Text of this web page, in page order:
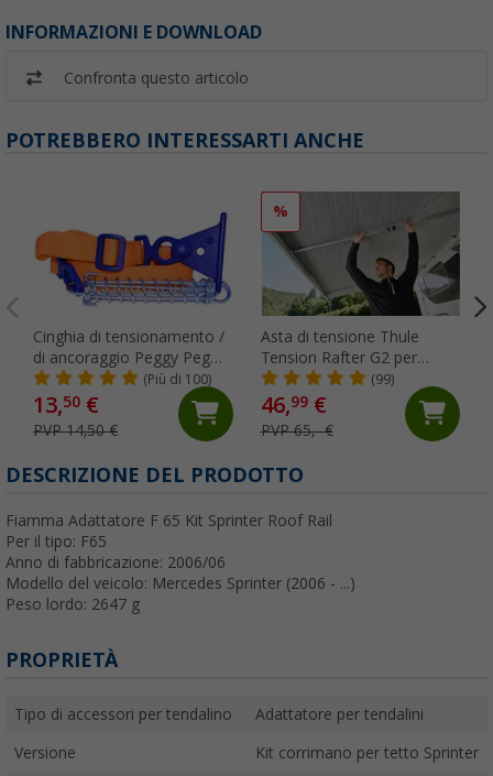
INFORMAZIONI E DOWNLOAD
Confronta questo articolo
POTREBBERO INTERESSARTI ANCHE
Cinghia di tensionamento /
di ancoraggio Peggy Peg
Tie Strap per tendalini
(Più di 100)
13,50 €
PVP 14,50 €
%
Asta di tensione Thule
Tension Rafter G2 per
Omnistor
4900/5002/5003/5200 250
(99)
46,99€
PVP 65,- €
DESCRIZIONE DEL PRODOTTO
Fiamma Adattatore F 65 Kit Sprinter Roof Rail
Per il tipo: F65
Anno di fabbricazione: 2006/06
Modello del veicolo: Mercedes Sprinter (2006 - ...)
Peso lordo: 2647 g
PROPRIETÀ
Tipo di accessori per tendalino Adattatore per tendalini
Versione Kit corrimano per tetto Sprinter